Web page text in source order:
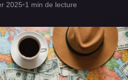
2025•1 min de lecture